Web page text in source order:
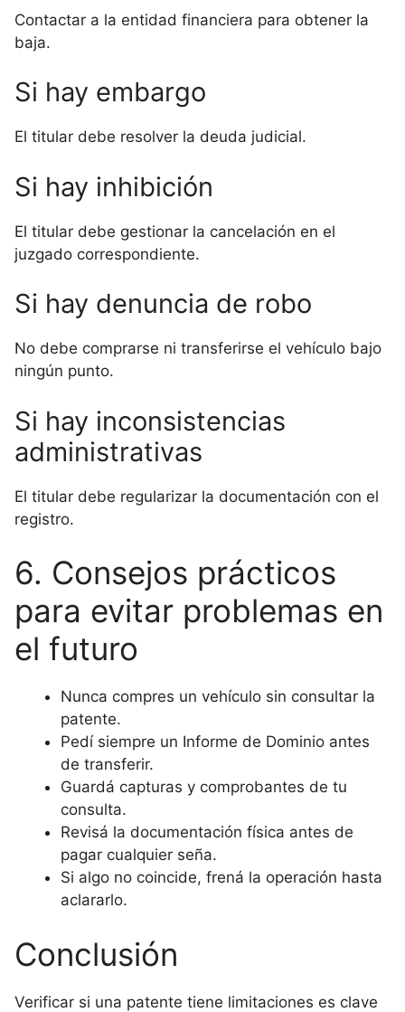
Contactar a la entidad financiera para obtener la
baja.
Si hay embargo
El titular debe resolver la deuda judicial.
Si hay inhibición
El titular debe gestionar la cancelación en el
juzgado correspondiente.
Si hay denuncia de robo
No debe comprarse ni transferirse el vehículo bajo
ningún punto.
Si hay inconsistencias
administrativas
El titular debe regularizar la documentación con el
registro.
6. Consejos prácticos
para evitar problemas en
el futuro
Nunca compres un vehículo sin consultar la
patente.
Pedí siempre un Informe de Dominio antes
de transferir.
Guardá capturas y comprobantes de tu
consulta.
Revisá la documentación física antes de
pagar cualquier seña.
Si algo no coincide, frená la operación hasta
aclararlo.
Conclusión
Verificar si una patente tiene limitaciones es clave